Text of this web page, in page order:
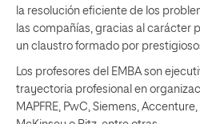
la resolución eficiente de los
las compañías, gracias al carácter
un claustro formado por
Los profesores del EMBA son
trayectoria profesional en
MAPFRE, PwC, Siemens,